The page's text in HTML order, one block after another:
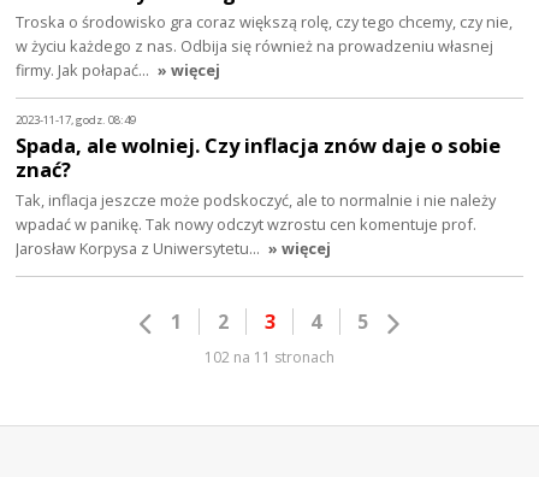
Troska o środowisko gra coraz większą rolę, czy tego chcemy, czy nie,
w życiu każdego z nas. Odbija się również na prowadzeniu własnej
firmy. Jak połapać… » więcej
2023-11-17, godz. 08:49
Spada, ale wolniej. Czy inflacja znów daje o sobie
znać?
Tak, inflacja jeszcze może podskoczyć, ale to normalnie i nie należy
wpadać w panikę. Tak nowy odczyt wzrostu cen komentuje prof.
Jarosław Korpysa z Uniwersytetu… » więcej
1 2 3 4 5
102 na 11 stronach